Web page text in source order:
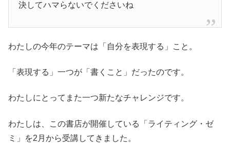
決してハマらないでくださいね
わたしの今年のテーマは「自分を表現する」こと。
「表現する」一つが「書くこと」だったのです。
わたしにとってまた一つ新たなチャレンジです。
わたしは、この書店が開催している「ライティング・ゼ
ミ」を2月から受講してきました。